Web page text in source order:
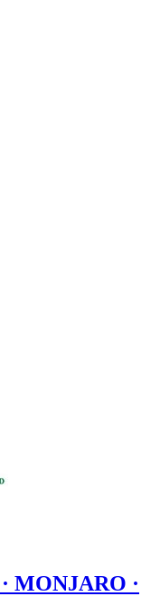
MONJARO ·